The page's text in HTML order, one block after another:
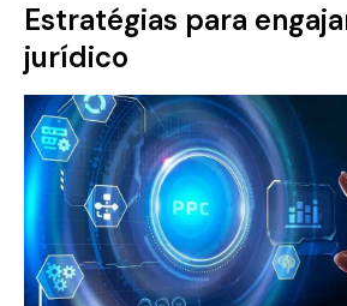
Estratégias para
jurídico